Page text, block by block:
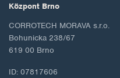
Központ Brno
CORROTECH MORAVA s.r.o.
Bohunicka 238/67
619 00 Brno
ID: 07817606